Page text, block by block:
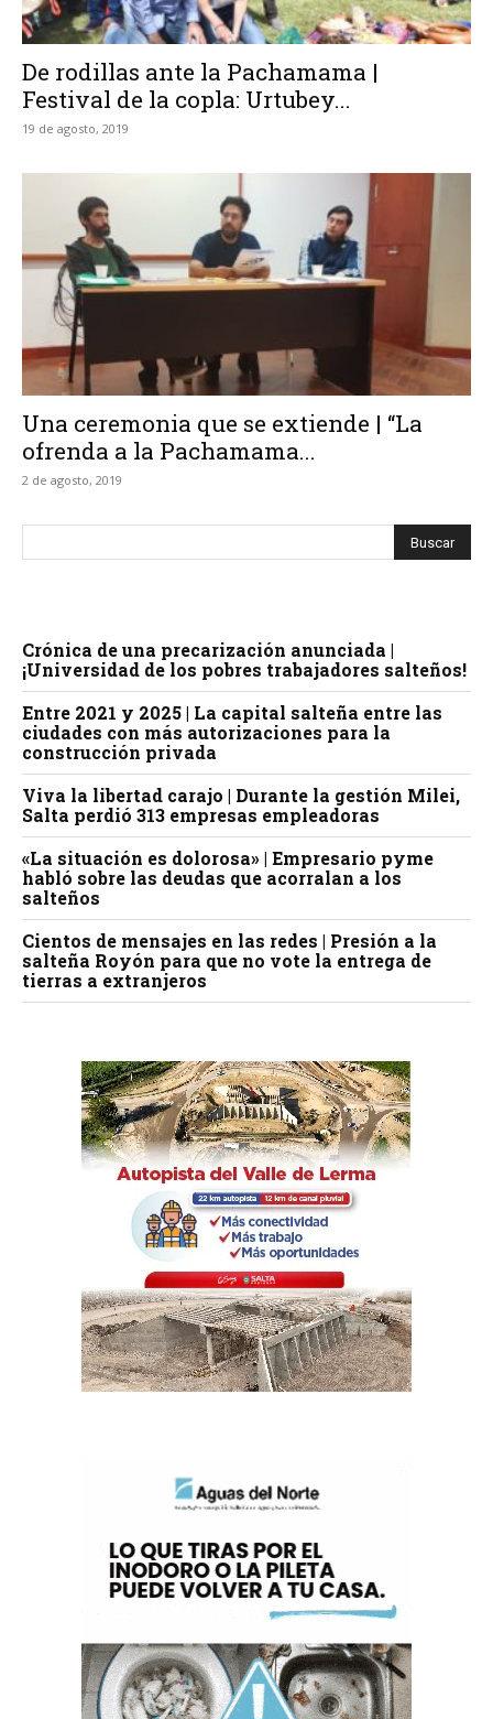
De rodillas ante la Pachamama |
Festival de la copla: Urtubey...
19 de agosto, 2019
Una ceremonia que se extiende | “La
ofrenda a la Pachamama...
2 de agosto, 2019
Crónica de una precarización anunciada |
¡Universidad de los pobres trabajadores salteños!
Entre 2021 y 2025 | La capital salteña entre las
ciudades con más autorizaciones para la
construcción privada
Viva la libertad carajo | Durante la gestión Milei,
Salta perdió 313 empresas empleadoras
«La situación es dolorosa» | Empresario pyme
habló sobre las deudas que acorralan a los
salteños
Cientos de mensajes en las redes | Presión a la
salteña Royón para que no vote la entrega de
tierras a extranjeros